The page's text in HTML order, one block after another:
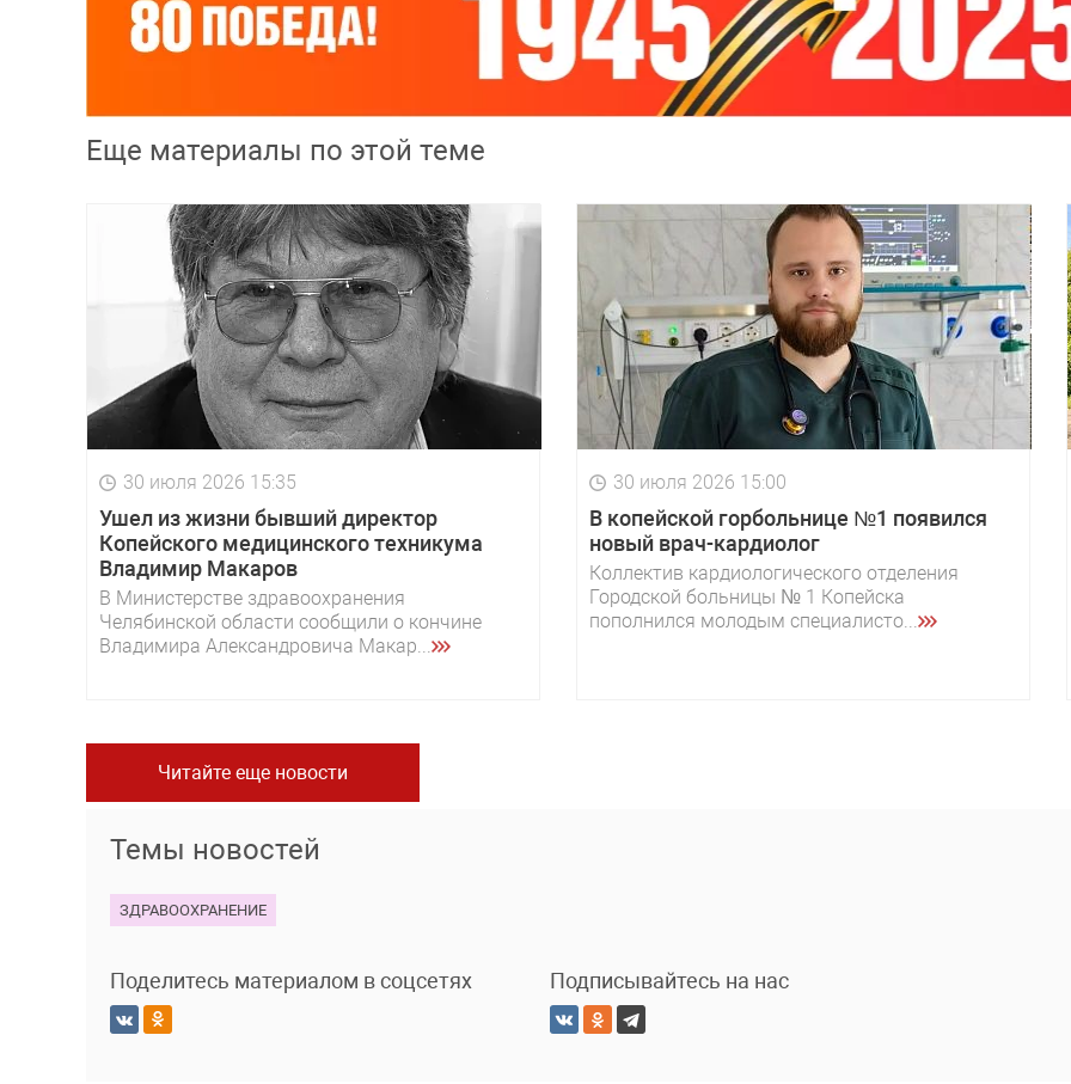
Еще материалы по этой теме
30 июля 2026 15:35
Ушел из жизни бывший директор
Копейского медицинского техникума
Владимир Макаров
В Министерстве здравоохранения
Челябинской области сообщили о кончине
Владимира Александровича Макар...
30 июля 2026 15:00
В копейской горбольнице №1 появился
новый врач-кардиолог
Коллектив кардиологического отделения
Городской больницы № 1 Копейска
пополнился молодым специалисто...
Читайте еще новости
Темы новостей
ЗДРАВООХРАНЕНИЕ
Поделитесь материалом в соцсетях Подписывайтесь на нас